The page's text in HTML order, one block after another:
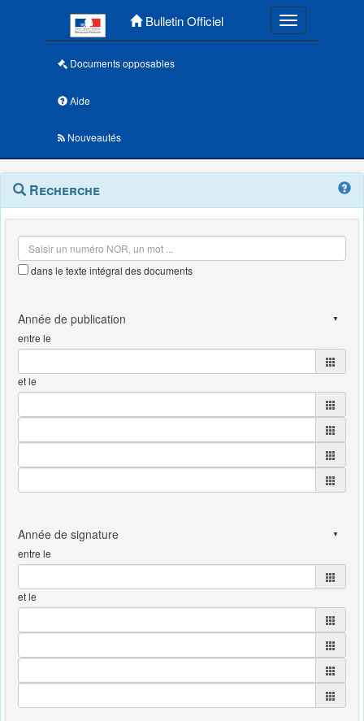
Bulletin Officiel Toggle
Documents opposables
Aide
Nouveautés
Navigation
outils
Menu
contextuel
Recherche
dans le texte intégral des documents
entre le
et le
entre le
et le